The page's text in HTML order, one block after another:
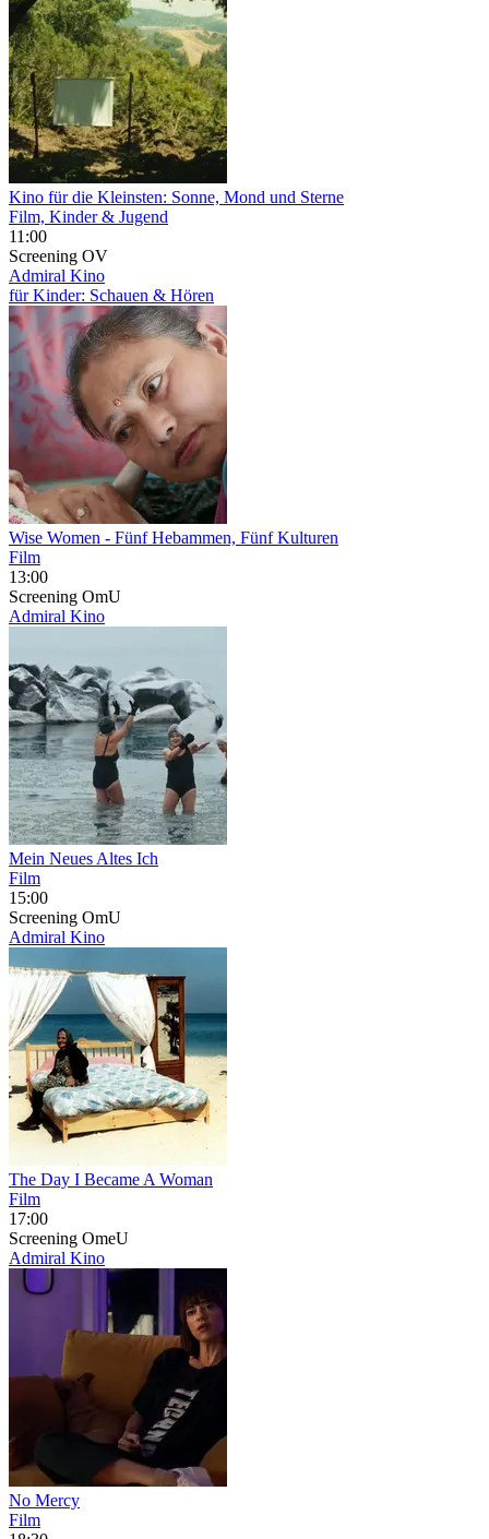
Kino für die Kleinsten: Sonne, Mond und Sterne
Film, Kinder & Jugend
11:00
Screening OV
Admiral Kino
für Kinder: Schauen & Hören
Wise Women - Fünf Hebammen, Fünf Kulturen
Film
13:00
Screening OmU
Admiral Kino
Mein Neues Altes Ich
Film
15:00
Screening OmU
Admiral Kino
The Day I Became A Woman
Film
17:00
Screening OmeU
Admiral Kino
No Mercy
Film